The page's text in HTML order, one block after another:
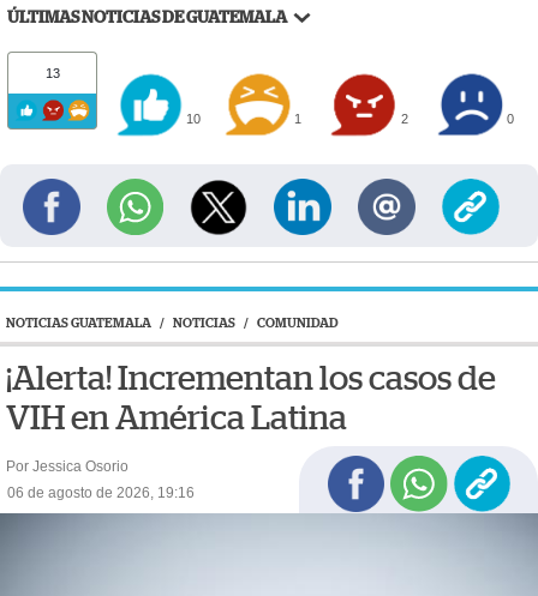
ÚLTIMAS NOTICIAS DE GUATEMALA
13
10 1 2 0
NOTICIAS GUATEMALA / NOTICIAS / COMUNIDAD
¡Alerta! Incrementan los casos de
VIH en América Latina
Por Jessica Osorio
06 de agosto de 2026, 19:16